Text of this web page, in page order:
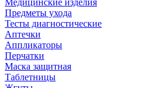
Медицинские изделия
Предметы ухода
Тесты диагностические
Аптечки
Аппликаторы
Перчатки
Маска защитная
Таблетницы